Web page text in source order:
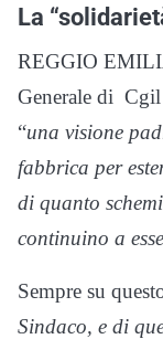
La
REGGIO
Generale di
“una visione
fabbrica per
di quanto
continuino a
Sempre su
Sindaco, e di